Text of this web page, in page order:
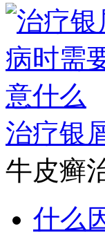
治疗银
牛皮癣
什么